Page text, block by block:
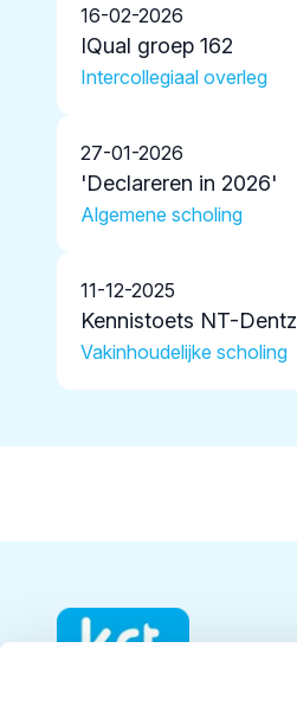
16-02-2026
IQual groep 162
Intercollegiaal overleg
27-01-2026
'Declareren in 2026'
Algemene scholing
11-12-2025
Kennistoets NT-Dentz
Vakinhoudelijke scholing